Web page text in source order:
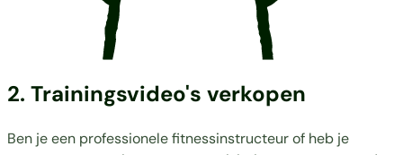
2. Trainingsvideo's verkopen
Ben je een professionele fitnessinstructeur of heb je